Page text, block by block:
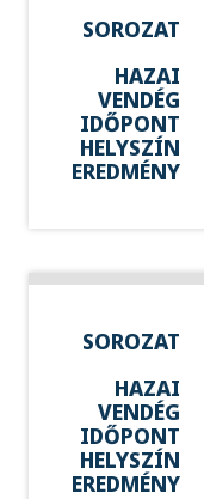
SOROZAT
HAZAI
VENDÉG
IDŐPONT
HELYSZÍN
EREDMÉNY
SOROZAT
HAZAI
VENDÉG
IDŐPONT
HELYSZÍN
EREDMÉNY